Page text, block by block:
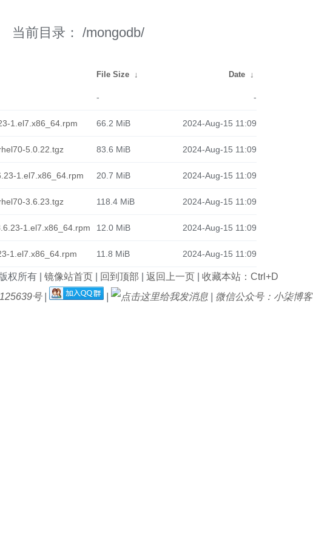
当前目录： /mongodb/
File Size ↓ Date ↓
- -
1.el7.x86_64.rpm 66.2 MiB 2024-Aug-15 11:09
5.0.22.tgz 83.6 MiB 2024-Aug-15 11:09
1.el7.x86_64.rpm 20.7 MiB 2024-Aug-15 11:09
3.6.23.tgz 118.4 MiB 2024-Aug-15 11:09
1.el7.x86_64.rpm 12.0 MiB 2024-Aug-15 11:09
1.el7.x86_64.rpm 11.8 MiB 2024-Aug-15 11:09
权所有 | 镜像站首页| 回到顶部 返回上一页|
收藏本站：Ctrl+D
号 | | 微信公众号：小柒博客